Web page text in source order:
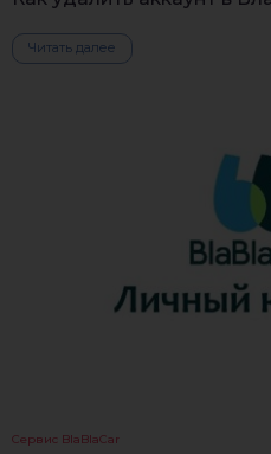
Читать далее
Сервис BlaBlaCar